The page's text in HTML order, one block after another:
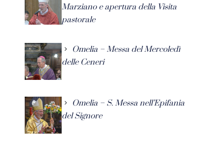
Marziano e apertura della Visita
pastorale
Omelia – Messa del Mercoledì
delle Ceneri
Omelia – S. Messa nell’Epifania
del Signore